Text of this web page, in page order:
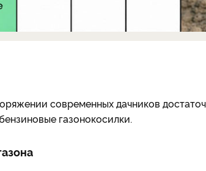
современных дачников
газонокосилки.